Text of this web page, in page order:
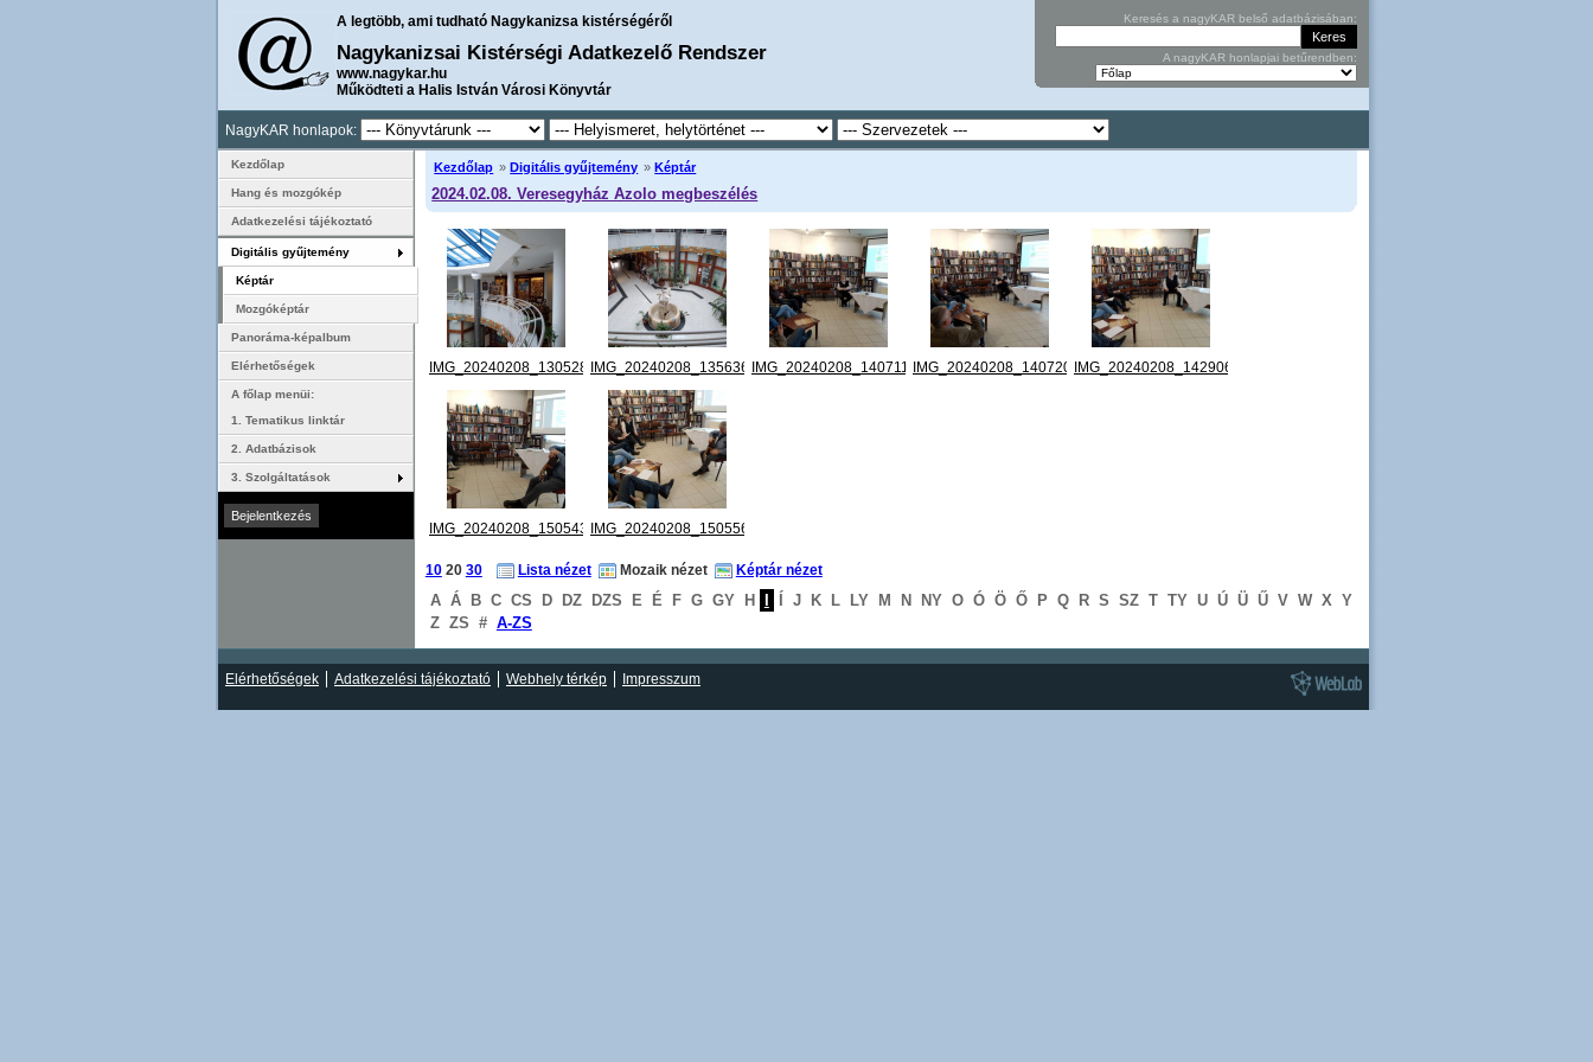
A legtöbb, ami tudható Nagykanizsa kistérségéről
Nagykanizsai Kistérségi Adatkezelő Rendszer
www.nagykar.hu
Működteti a Halis István Városi Könyvtár
Keresés a nagyKAR belső adatbázisában:
A nagyKAR honlapjai betűrendben:
NagyKAR honlapok:
Kezdőlap » Digitális gyűjtemény » Képtár
2024.02.08. Veresegyház Azolo megbeszélés
IMG_20240208_130528.jpgIMG_20240208_135636.jpgIMG_20240208_140711.jpgIMG_20240208_140720.jpgIMG_20240208_142906.jpg
IMG_20240208_150543.jpgIMG_20240208_150556.jpg
10 20 30 Lista nézet Mozaik nézet Képtár nézet
A Á B C CS D DZ DZS E É F G GY H I Í J K L LY M N NY O Ó Ö Ő P Q R S SZ T TY U Ú Ü Ű V W X Y
Z ZS # A-ZS
Kezdőlap
Hang és mozgókép
Adatkezelési tájékoztató
Digitális gyűjtemény
Képtár
Mozgóképtár
Panoráma-képalbum
Elérhetőségek
A főlap menüi:
1. Tematikus linktár
2. Adatbázisok
3. Szolgáltatások
Elérhetőségek Adatkezelési tájékoztató Webhely térkép Impresszum